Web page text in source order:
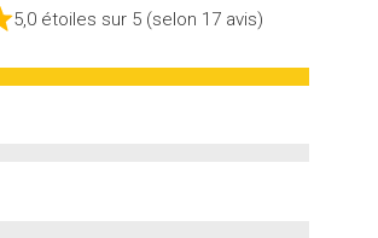
5,0 étoiles sur 5 (selon 17 avis)